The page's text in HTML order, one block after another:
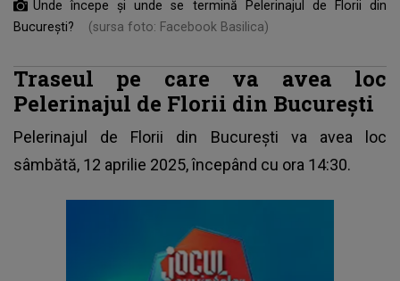
Unde începe și unde se termină Pelerinajul de Florii din
București?
(sursa foto: Facebook Basilica)
Traseul pe care va avea loc
Pelerinajul de Florii din București
Pelerinajul de Florii din București va avea loc
sâmbătă, 12 aprilie 2025, începând cu ora 14:30.